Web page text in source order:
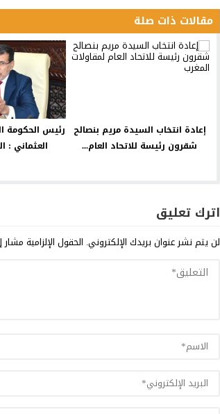
مقالات ذات صلة
إعادة انتخاب السيدة مريم بنصالح
شقرون رئيسة للاتحاد العام...
رئيس الحكومة
العثماني :
اترك تعليق
لن يتم نشر عنوان بريدك الإلكتروني. الحقول الإلزامية مشار